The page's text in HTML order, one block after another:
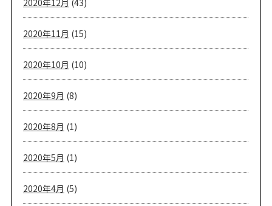
2020年11月 (15)
2020年10月 (10)
2020年9月 (8)
2020年8月 (1)
2020年5月 (1)
2020年4月 (5)